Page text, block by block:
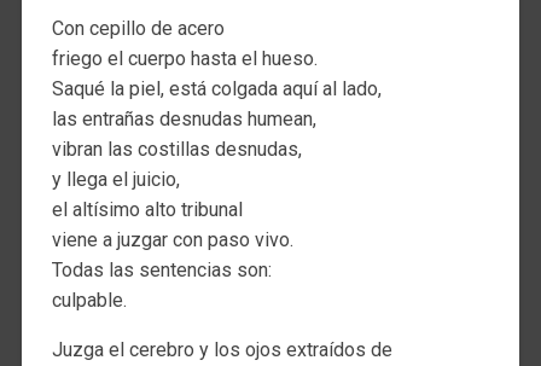
Con cepillo de acero
friego el cuerpo hasta el hueso.
Saqué la piel, está colgada aquí al lado,
las entrañas desnudas humean,
vibran las costillas desnudas,
y llega el juicio,
el altísimo alto tribunal
viene a juzgar con paso vivo.
Todas las sentencias son:
culpable.
Juzga el cerebro y los ojos extraídos de